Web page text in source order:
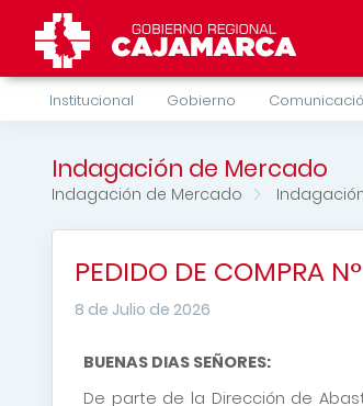
Institucional Gobierno
Indagación de Mercado
Indagación de Mercado
PEDIDO DE COMPRA
8 de Julio de 2026
BUENAS DIAS SEÑORES:
De parte de la Dirección de